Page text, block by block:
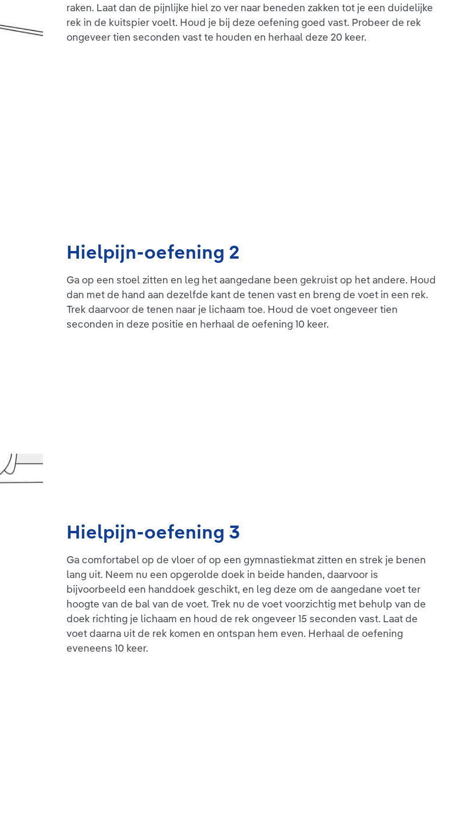
raken. Laat dan de pijnlijke hiel zo ver naar beneden zakken tot je een duidelijke
rek in de kuitspier voelt. Houd je bij deze oefening goed vast. Probeer de rek
ongeveer tien seconden vast te houden en herhaal deze 20 keer.
Hielpijn-oefening 2
Ga op een stoel zitten en leg het aangedane been gekruist op het andere. Houd
dan met de hand aan dezelfde kant de tenen vast en breng de voet in een rek.
Trek daarvoor de tenen naar je lichaam toe. Houd de voet ongeveer tien
seconden in deze positie en herhaal de oefening 10 keer.
Hielpijn-oefening 3
Ga comfortabel op de vloer of op een gymnastiekmat zitten en strek je benen
lang uit. Neem nu een opgerolde doek in beide handen, daarvoor is
bijvoorbeeld een handdoek geschikt, en leg deze om de aangedane voet ter
hoogte van de bal van de voet. Trek nu de voet voorzichtig met behulp van de
doek richting je lichaam en houd de rek ongeveer 15 seconden vast. Laat de
voet daarna uit de rek komen en ontspan hem even. Herhaal de oefening
eveneens 10 keer.